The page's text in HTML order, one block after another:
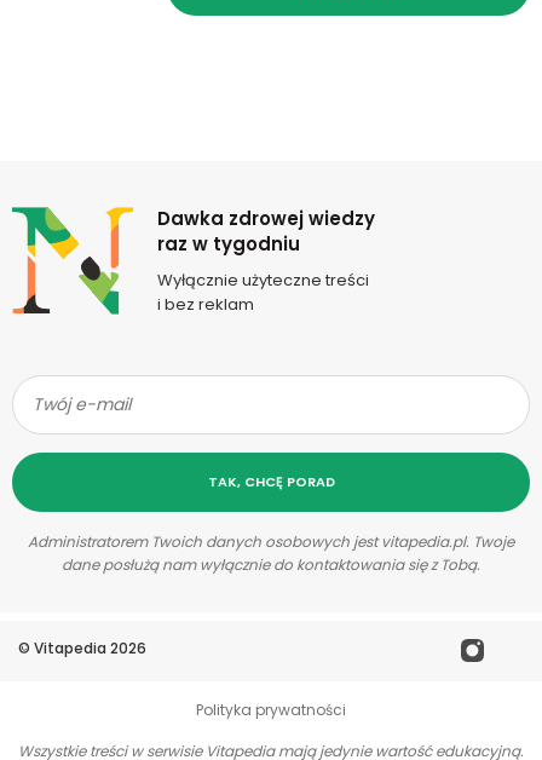
Newsletter
Dawka zdrowej wiedzy
raz w tygodniu
Wyłącznie użyteczne treści
i bez reklam
TAK, CHCĘ PORAD
Administratorem Twoich danych osobowych jest vitapedia.pl. Twoje
dane posłużą nam wyłącznie do kontaktowania się z Tobą.
© Vitapedia 2026
Polityka prywatności
Wszystkie treści w serwisie Vitapedia mają jedynie wartość edukacyjną.